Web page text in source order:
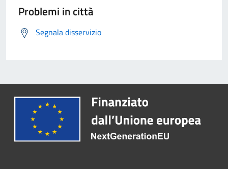
Problemi in città
Segnala disservizio